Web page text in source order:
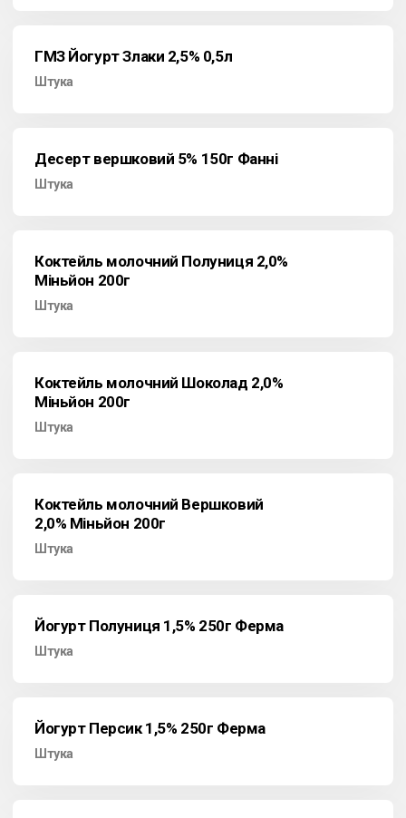
ГМЗ Йогурт Злаки 2,5% 0,5л
Штука
Десерт вершковий 5% 150г Фанні
Штука
Коктейль молочний Полуниця 2,0%
Міньйон 200г
Штука
Коктейль молочний Шоколад 2,0%
Міньйон 200г
Штука
Коктейль молочний Вершковий
2,0% Міньйон 200г
Штука
Йогурт Полуниця 1,5% 250г Ферма
Штука
Йогурт Персик 1,5% 250г Ферма
Штука